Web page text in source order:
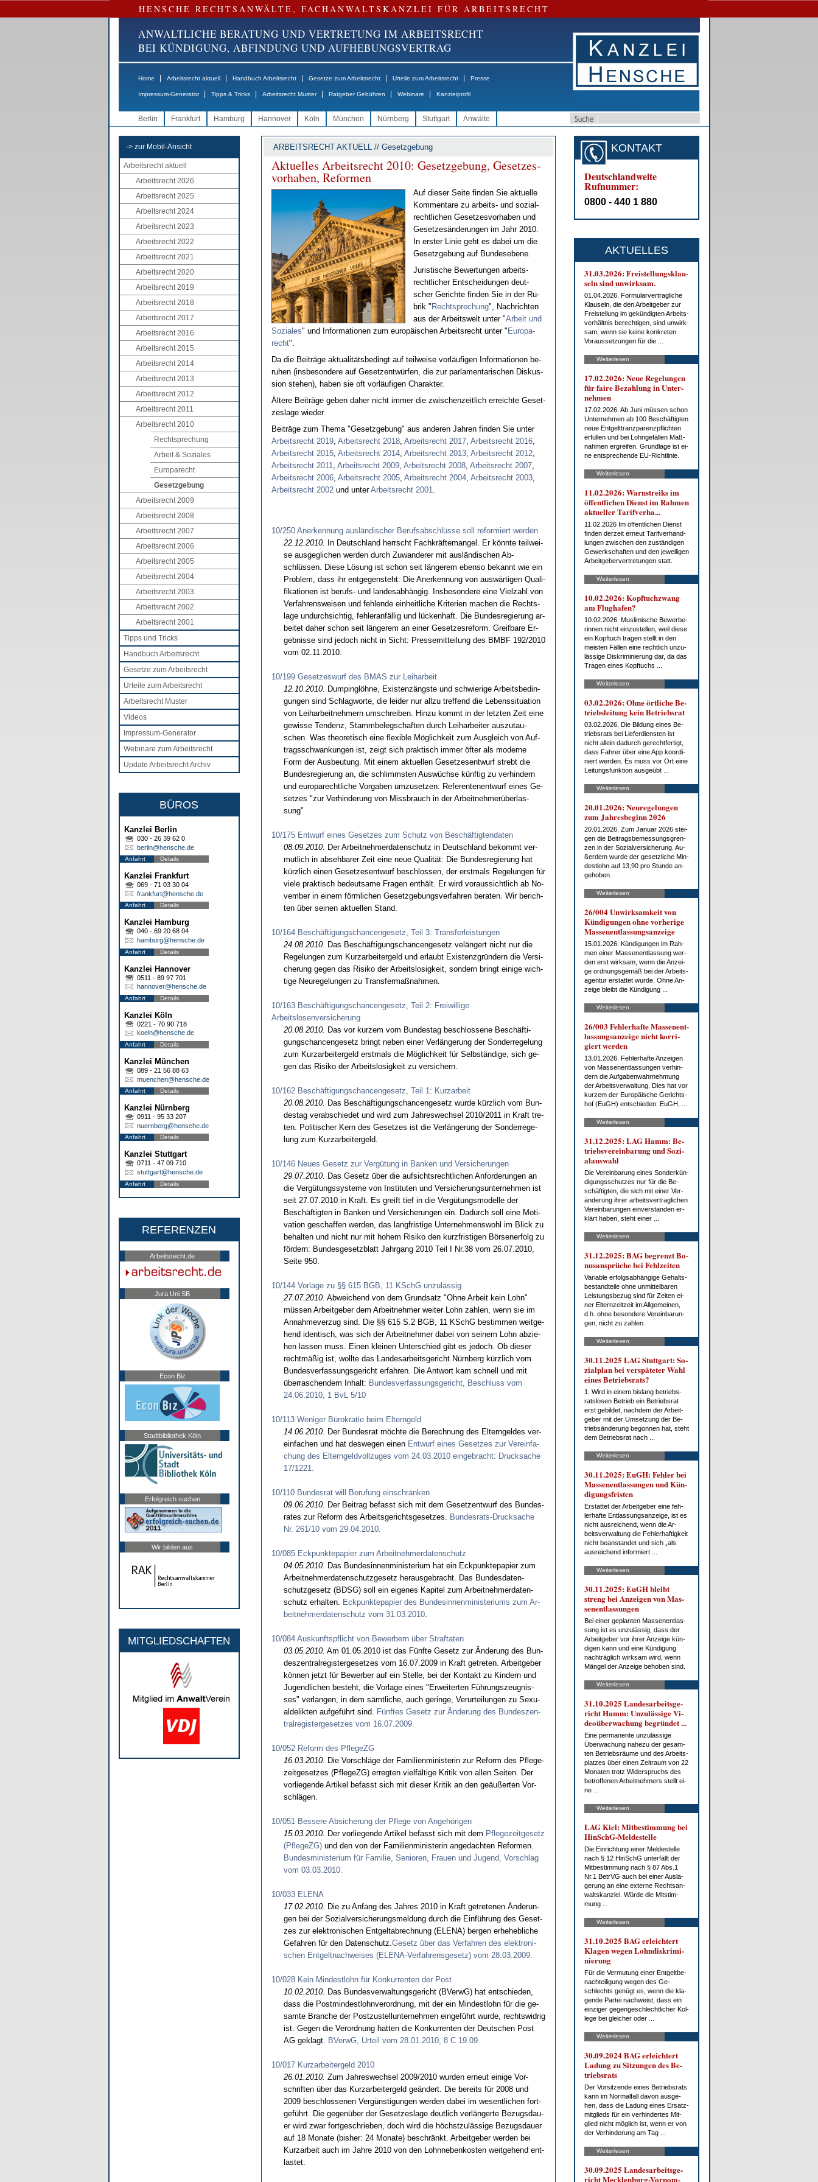
HENSCHE RECHTSANWÄLTE, FACHANWALTSKANZLEI FÜR ARBEITSRECHT
ANWALTLICHE BERATUNG UND VERTRETUNG IM ARBEITSRECHT
BEI KÜNDIGUNG, ABFINDUNG UND AUFHEBUNGSVERTRAG
Home Arbeitsrecht aktuell Handbuch Arbeitsrecht Gesetze zum Arbeitsrecht Urteile zum Arbeitsrecht Presse
Impressum-Generator Tipps & Tricks Arbeitsrecht Muster Ratgeber Gebühren Webinare Kanzleiprofil
Berlin Frankfurt Hamburg Hannover Köln München Nürnberg Stuttgart Anwälte
-> zur Mobil-Ansicht
Arbeitsrecht aktuell
Arbeitsrecht 2026
Arbeitsrecht 2025
Arbeitsrecht 2024
Arbeitsrecht 2023
Arbeitsrecht 2022
Arbeitsrecht 2021
Arbeitsrecht 2020
Arbeitsrecht 2019
Arbeitsrecht 2018
Arbeitsrecht 2017
Arbeitsrecht 2016
Arbeitsrecht 2015
Arbeitsrecht 2014
Arbeitsrecht 2013
Arbeitsrecht 2012
Arbeitsrecht 2011
Arbeitsrecht 2010
Rechtsprechung
Arbeit & Soziales
Europarecht
Gesetzgebung
Arbeitsrecht 2009
Arbeitsrecht 2008
Arbeitsrecht 2007
Arbeitsrecht 2006
Arbeitsrecht 2005
Arbeitsrecht 2004
Arbeitsrecht 2003
Arbeitsrecht 2002
Arbeitsrecht 2001
Tipps und Tricks
Handbuch Arbeitsrecht
Gesetze zum Arbeitsrecht
Urteile zum Arbeitsrecht
Arbeitsrecht Muster
Videos
Impressum-Generator
Webinare zum Arbeitsrecht
Update Arbeitsrecht Archiv
BÜROS
Kanzlei Berlin
030 - 26 39 62 0
berlin@hensche.de
Anfahrt Details
Kanzlei Frankfurt
069 - 71 03 30 04
frankfurt@hensche.de
Anfahrt Details
Kanzlei Hamburg
040 - 69 20 68 04
hamburg@hensche.de
Anfahrt Details
Kanzlei Hannover
0511 - 89 97 701
hannover@hensche.de
Anfahrt Details
Kanzlei Köln
0221 - 70 90 718
koeln@hensche.de
Anfahrt Details
Kanzlei München
089 - 21 56 88 63
muenchen@hensche.de
Anfahrt Details
Kanzlei Nürnberg
0911 - 95 33 207
nuernberg@hensche.de
Anfahrt Details
Kanzlei Stuttgart
0711 - 47 09 710
stuttgart@hensche.de
Anfahrt Details
REFERENZEN
Arbeitsrecht.de
Jura Uni SB
Econ Biz
Stadtbibliothek Köln
Erfolgreich suchen
Wir bilden aus
MITGLIEDSCHAFTEN
ARBEITSRECHT AKTUELL // Gesetzgebung
Ak­tu­el­les Ar­beits­recht 2010: Ge­setz­ge­bung, Ge­set­zes­
vor­ha­ben, Re­for­men
Auf die­ser Sei­te fin­den Sie ak­tu­el­le
Kom­men­ta­re zu ar­beits- und so­zi­al­
recht­li­chen Ge­set­zes­vor­ha­ben und
Ge­set­zes­än­de­run­gen im Jahr 2010.
In ers­ter Li­nie geht es da­bei um die
Ge­setz­ge­bung auf Bun­des­ebe­ne.
Ju­ris­ti­sche Be­wer­tun­gen ar­beits­
recht­li­cher Ent­schei­dun­gen deut­
scher Ge­rich­te fin­den Sie in der Ru­
brik " Recht­spre­chung", Nach­rich­ten
aus der Ar­beits­welt un­ter "Ar­beit und
So­zia­les" und In­for­ma­tio­nen zum eu­ro­päi­schen Ar­beits­recht un­ter " Eu­ro­pa­
recht".
Da die Bei­trä­ge ak­tua­li­täts­be­dingt auf teil­wei­se vor­läu­fi­gen In­for­ma­tio­nen be­
ru­hen (ins­be­son­de­re auf Ge­setz­ent­wür­fen, die zur par­la­men­ta­ri­schen Dis­kus­
si­on ste­hen), ha­ben sie oft vor­läu­fi­gen Cha­rak­ter.
Äl­te­re Bei­trä­ge ge­ben da­her nicht im­mer die zwi­schen­zeit­lich er­reich­te Ge­set­
zes­la­ge wie­der.
Bei­trä­ge zum The­ma "Ge­setz­ge­bung" aus an­de­ren Jah­ren fin­den Sie un­ter
Ar­beits­recht 2019, Ar­beits­recht 2018, Ar­beits­recht 2017, Ar­beits­recht 2016,
Ar­beits­recht 2015, Ar­beits­recht 2014, Ar­beits­recht 2013, Ar­beits­recht 2012,
Ar­beits­recht 2011, Ar­beits­recht 2009, Ar­beits­recht 2008, Ar­beits­recht 2007,
Ar­beits­recht 2006, Ar­beits­recht 2005, Ar­beits­recht 2004, Ar­beits­recht 2003,
Ar­beits­recht 2002und un­terAr­beits­recht 2001.
10/250 Anerkennung ausländischer Berufsabschlüsse soll reformiert werden
22.12.2010.
In Deutsch­land herrscht Fach­kräfte­man­gel. Er könn­te teil­wei­
se aus­ge­gli­chen wer­den durch Zu­wan­de­rer mit ausländi­schen Ab­
schlüssen. Die­se Lösung ist schon seit länge­rem eben­so be­kannt wie ein
Pro­blem, dass ihr ent­ge­gen­steht: Die An­er­ken­nung von auswärti­gen Qua­li­
fi­ka­tio­nen ist be­rufs- und lan­des­abhängig. Ins­be­son­de­re ei­ne Viel­zahl von
Ver­fah­rens­wei­sen und feh­len­de ein­heit­li­che Kri­te­ri­en ma­chen die Rechts­
la­ge un­durch­sich­tig, feh­ler­anfällig und lücken­haft. Die Bun­des­re­gie­rung ar­
bei­tet da­her schon seit länge­rem an ei­ner Ge­set­zes­re­form. Greif­ba­re Er­
geb­nis­se sind je­doch nicht in Sicht: Pres­se­mit­tei­lung des BMBF 192/2010
vom 02.11.2010.
10/199 Gesetzeswurf des BMAS zur Leiharbeit
12.10.2010. Dum­pinglöhne, Exis­tenzängs­te und schwie­ri­ge Ar­beits­be­din­
gun­gen sind Schlag­wor­te, die lei­der nur all­zu tref­fend die Le­bens­si­tua­ti­on
von Leih­ar­beit­neh­mern um­schrei­ben. Hin­zu kommt in der letz­ten Zeit ei­ne
ge­wis­se Ten­denz, Stamm­be­leg­schaf­ten durch Leih­ar­bei­ter aus­zu­tau­
schen. Was theo­re­tisch ei­ne fle­xi­ble Möglich­keit zum Aus­gleich von Auf­
trags­schwan­kun­gen ist, zeigt sich prak­tisch im­mer öfter als mo­der­ne
Form der Aus­beu­tung. Mit ei­nem ak­tu­el­len Ge­set­zes­ent­wurf strebt die
Bun­des­re­gie­rung an, die schlimms­ten Auswüchse künf­tig zu ver­hin­dern
und eu­ro­pa­recht­li­che Vor­ga­ben um­zu­set­zen: Re­fe­ren­ten­ent­wurf ei­nes Ge­
set­zes "zur Ver­hin­de­rung von Miss­brauch in der Ar­beit­neh­merüber­las­
sung"
10/175 Entwurf eines Gesetzes zum Schutz von Beschäftigtendaten
08.09.2010. Der Ar­beit­neh­mer­da­ten­schutz in Deutsch­land be­kommt ver­
mut­lich in ab­seh­ba­rer Zeit ei­ne neue Qua­lität: Die Bun­des­re­gie­rung hat
kürz­lich ei­nen Ge­set­zes­ent­wurf be­schlos­sen, der erst­mals Re­ge­lun­gen für
vie­le prak­tisch be­deut­sa­me Fra­gen enthält. Er wird vor­aus­sicht­lich ab No­
vem­ber in ei­nem förm­li­chen Ge­setz­ge­bungs­ver­fah­ren be­ra­ten. Wir be­rich­
ten über sei­nen ak­tu­el­len Stand.
10/164 Beschäftigungschancengesetz, Teil 3: Transferleistungen
24.08.2010. Das Beschäfti­gungs­chan­cen­ge­setz velängert nicht nur die
Re­ge­lun­gen zum Kurz­ar­bei­ter­geld und er­laubt Exis­tenz­gründern die Ver­si­
che­rung ge­gen das Ri­si­ko der Ar­beits­lo­sig­keit, son­dern bringt ei­ni­ge wich­
ti­ge Neu­re­ge­lun­gen zu Trans­fer­maßnah­men.
10/163 Beschäftigungschancengesetz, Teil 2: Freiwillige
Arbeitslosenversicherung
20.08.2010. Das vor kur­zem vom Bun­des­tag be­schlos­se­ne Beschäfti­
gungs­chan­cen­ge­setz bringt ne­ben ei­ner Verlänge­rung der Son­der­re­ge­lung
zum Kurz­ar­bei­ter­geld erst­mals die Möglich­keit für Selbständi­ge, sich ge­
gen das Ri­si­ko der Ar­beits­lo­sig­keit zu ver­si­chern.
10/162 Beschäftigungschancengesetz, Teil 1: Kurzarbeit
20.08.2010. Das Beschäfti­gungs­chan­cen­ge­setz wur­de kürz­lich vom Bun­
des­tag ver­ab­schie­det und wird zum Jah­res­wech­sel 2010/2011 in Kraft tre­
ten. Po­li­ti­scher Kern des Ge­set­zes ist die Verlänge­rung der Son­der­re­ge­
lung zum Kurz­ar­bei­ter­geld.
10/146 Neues Gesetz zur Vergütung in Banken und Versicherungen
29.07.2010. Das Ge­setz über die auf­sichts­recht­li­chen An­for­de­run­gen an
die Vergütungs­sys­te­me von In­sti­tu­ten und Ver­si­che­rungs­un­ter­neh­men ist
seit 27.07.2010 in Kraft. Es greift tief in die Vergütungs­mo­del­le der
Beschäftig­ten in Ban­ken und Ver­si­che­run­gen ein. Da­durch soll ei­ne Mo­ti­
va­ti­on ge­schaf­fen wer­den, das lang­fris­ti­ge Un­ter­neh­mens­wohl im Blick zu
be­hal­ten und nicht nur mit ho­hem Ri­si­ko den kurz­fris­ti­gen Börsen­er­folg zu
fördern: Bun­des­ge­setz­blatt Jahr­gang 2010 Teil I Nr.38 vom 26.07.2010,
Sei­te 950.
10/144 Vorlage zu §§ 615 BGB, 11 KSchG unzulässig
27.07.2010. Ab­wei­chend von dem Grund­satz "Oh­ne Ar­beit kein Lohn"
müssen Ar­beit­ge­ber dem Ar­beit­neh­mer wei­ter Lohn zah­len, wenn sie im
An­nah­me­ver­zug sind. Die §§ 615 S.2 BGB, 11 KSchG be­stim­men weit­ge­
hend iden­tisch, was sich der Ar­beit­neh­mer da­bei von sei­nem Lohn ab­zie­
hen las­sen muss. Ei­nen klei­nen Un­ter­schied gibt es je­doch. Ob die­ser
rechtmäßig ist, woll­te das Lan­des­ar­beits­ge­richt Nürn­berg kürz­lich vom
Bun­des­ver­fas­sungs­ge­richt er­fah­ren. Die Ant­wort kam schnell und mit
über­ra­schen­dem In­halt: Bun­des­ver­fas­sungs­ge­richt, Be­schluss vom
24.06.2010, 1 BvL 5/10
10/113 Weniger Bürokratie beim Elterngeld
14.06.2010. Der Bun­des­rat möch­te die Be­rech­nung des El­tern­gel­des ver­
ein­fa­chen und hat des­we­gen ei­nen Ent­wurf ei­nes Ge­set­zes zur Ver­ein­fa­
chung des El­tern­geld­voll­zu­ges vom 24.03.2010 ein­ge­bracht: Druck­sa­che
17/1221.
10/110 Bundesrat will Berufung einschränken
09.06.2010. Der Bei­trag be­fasst sich mit dem Ge­setz­ent­wurf des Bun­des­
ra­tes zur Re­form des Ar­beits­ge­richts­ge­set­zes. Bun­des­rats-Druck­sa­che
Nr. 261/10 vom 29.04.2010.
10/085 Eckpunktepapier zum Arbeitnehmerdatenschutz
04.05.2010. Das Bun­des­in­nen­mi­nis­te­ri­um hat ein Eck­punk­te­pa­pier zum
Ar­beit­neh­mer­da­ten­schutz­ge­setz her­aus­ge­bracht. Das Bun­des­da­ten­
schutz­ge­setz (BDSG) soll ein ei­ge­nes Ka­pi­tel zum Ar­beit­neh­mer­da­ten­
schutz er­hal­ten. Eck­punk­te­pa­pier des Bun­des­in­nen­mi­nis­te­ri­ums zum Ar­
beit­neh­mer­da­ten­schutz vom 31.03.2010.
10/084 Auskunftspflicht von Bewerbern über Straftaten
03.05.2010. Am 01.05.2010 ist das Fünf­te Ge­setz zur Ände­rung des Bun­
des­zen­tral­re­gis­ter­ge­set­zes vom 16.07.2009 in Kraft ge­tre­ten. Ar­beit­ge­ber
können jetzt für Be­wer­ber auf ein Stel­le, bei der Kon­takt zu Kin­dern und
Ju­gend­li­chen be­steht, die Vor­la­ge ei­nes "Er­wei­ter­ten Führungs­zeug­nis­
ses" ver­lan­gen, in dem sämt­li­che, auch ge­rin­ge, Ver­ur­tei­lun­gen zu Se­xu­
al­de­lik­ten auf­geführt sind. Fünf­tes Ge­setz zur Ände­rung des Bun­des­zen­
tral­re­gis­ter­ge­set­zes vom 16.07.2009.
10/052 Reform des PflegeZG
16.03.2010. Die Vor­schläge der Fa­mi­li­en­mi­nis­te­rin zur Re­form des Pfle­ge­
zeit­ge­set­zes (Pfle­geZG) er­reg­ten vielfälti­ge Kri­tik von al­len Sei­ten. Der
vor­lie­gen­de Ar­ti­kel be­fasst sich mit die­ser Kri­tik an den geäußer­ten Vor­
schlägen.
10/051 Bessere Absicherung der Pflege von Angehörigen
15.03.2010. Der vor­lie­gen­de Ar­ti­kel be­fasst sich mit dem Pfle­ge­zeit­ge­setz
(Pfle­geZG)und den von der Fa­mi­li­en­mi­nis­te­rin an­ge­dach­ten Re­for­men.
Bun­des­mi­nis­te­ri­um für Fa­mi­lie, Se­nio­ren, Frau­en und Ju­gend, Vor­schlag
vom 03.03.2010.
10/033 ELENA
17.02.2010. Die zu An­fang des Jah­res 2010 in Kraft ge­tre­te­nen Ände­run­
gen bei der So­zi­al­ver­si­che­rungs­mel­dung durch die Einführung des Ge­set­
zes zur elek­tro­ni­schen Ent­gel­tab­rech­nung (ELE­NA) ber­gen er­he­heb­li­che
Ge­fah­ren für den Da­ten­schutz.Ge­setz über das Ver­fah­ren des elek­tro­ni­
schen Ent­gelt­nach­wei­ses (ELE­NA-Ver­fah­rens­ge­setz) vom 28.03.2009.
10/028 Kein Mindestlohn für Konkurrenten der Post
10.02.2010. Das Bun­des­ver­wal­tungs­ge­richt (BVerwG) hat ent­schie­den,
dass die Post­min­dest­lohn­ver­ord­nung, mit der ein Min­dest­lohn für die ge­
sam­te Bran­che der Post­zu­stell­un­ter­neh­men ein­geführt wur­de, rechts­wid­rig
ist. Ge­gen die Ver­ord­nung hat­ten die Kon­kur­ren­ten der Deut­schen Post
AG ge­klagt. BVerwG, Ur­teil vom 28.01.2010, 8 C 19.09.
10/017 Kurzarbeitergeld 2010
26.01.2010. Zum Jah­res­wech­sel 2009/2010 wur­den er­neut ei­ni­ge Vor­
schrif­ten über das Kurz­ar­bei­ter­geld geändert. Die be­reits für 2008 und
2009 be­schlos­se­nen Vergüns­ti­gun­gen wer­den da­bei im we­sent­li­chen fort­
geführt. Die ge­genüber der Ge­set­zes­la­ge deut­lich verlänger­te Be­zugs­dau­
er wird zwar fort­ge­schrie­ben, doch wird die höchst­zulässi­ge Be­zugs­dau­er
auf 18 Mo­na­te (bis­her: 24 Mo­na­te) be­schränkt. Ar­beit­ge­ber wer­den bei
Kurz­ar­beit auch im Jah­re 2010 von den Lohn­ne­ben­kos­ten weit­ge­hend ent­
las­tet.
KONTAKT
Deutschlandweite
Rufnummer:
0800 - 440 1 880
AKTUELLES
31.03.2026: Frei­stel­lungs­klau­
seln sind un­wirk­sam.
01.04.2026. For­mu­lar­ver­trag­li­che
Klau­seln, die den Ar­beit­ge­ber zur
Frei­stel­lung im ge­kün­dig­ten Ar­beits­
ver­hält­nis be­rech­ti­gen, sind un­wirk­
sam, wenn sie kei­ne kon­kre­ten
Vor­aus­set­zun­gen für die ...
Weiterlesen
17.02.2026: Neue Re­ge­lun­gen
für fai­re Be­zah­lung in Un­ter­
neh­men
17.02.2026. Ab Ju­ni müs­sen schon
Un­ter­neh­men ab 100 Be­schäf­tig­ten
neue Ent­gelt­tranz­pa­renz­pflich­ten
er­fül­len und bei Lohn­ge­fäl­len Maß­
nah­men er­grei­fen. Grund­la­ge ist ei­
ne ent­spre­chen­de EU-Richt­li­nie.
Weiterlesen
11.02.2026: Warn­streiks im
öf­fent­li­chen Dienst im Rah­men
ak­tu­el­ler Ta­rif­ver­ha...
11.02.2026 Im öf­fent­li­chen Dienst
fin­den der­zeit er­neut Ta­rif­ver­hand­
lun­gen zwi­schen den zu­stän­di­gen
Ge­werk­schaf­ten und den je­wei­li­gen
Ar­beit­ge­ber­ver­tre­tun­gen statt.
Weiterlesen
10.02.2026: Kopf­tuch­zwang
am Flug­ha­fen?
10.02.2026. Mus­li­mi­sche Be­wer­be­
rin­nen nicht ein­zu­stel­len, weil die­se
ein Kopf­tuch tra­gen stellt in den
meis­ten Fäl­len ei­ne recht­lich un­zu­
läs­si­ge Dis­kri­mi­nie­rung dar, da das
Tra­gen ei­nes Kopf­tuchs ...
Weiterlesen
03.02.2026: Oh­ne ört­li­che Be­
triebs­lei­tung kein Be­triebs­rat
03.02.2026. Die Bil­dung ei­nes Be­
triebs­rats bei Lie­fer­diens­ten ist
nicht al­lein da­durch ge­recht­fer­tigt,
dass Fah­rer über ei­ne App ko­or­di­
niert wer­den. Es muss vor Ort ei­ne
Lei­tungs­funk­ti­on aus­ge­übt ...
Weiterlesen
20.01.2026: Neu­re­ge­lun­gen
zum Jah­res­be­ginn 2026
20.01.2026. Zum Ja­nu­ar 2026 stei­
gen die Bei­trags­be­mes­sungs­gren­
zen in der So­zi­al­ver­si­che­rung. Au­
ßer­dem wur­de der ge­setz­li­che Min­
dest­lohn auf 13,90 pro St­un­de an­
ge­ho­ben.
Weiterlesen
26/004 Un­wirk­sam­keit von
Kün­di­gun­gen oh­ne vor­he­ri­ge
Mas­sen­ent­las­sungs­an­zei­ge
15.01.2026. Kün­di­gun­gen im Rah­
men ei­ner Mas­sen­ent­las­sung wer­
den erst wirk­sam, wenn die An­zei­
ge ord­nungs­ge­mäß bei der Ar­beits­
agen­tur er­stat­tet wur­de. Oh­ne An­
zei­ge bleibt die Kün­di­gung ...
Weiterlesen
26/003 Feh­ler­haf­te Mas­sen­ent­
las­sungs­an­zei­ge nicht kor­ri­
giert wer­den
13.01.2026. Feh­ler­haf­te An­zei­gen
von Mas­sen­ent­las­sun­gen ver­hin­
dern die Auf­ga­ben­wahr­neh­mung
der Ar­beits­ver­wal­tung. Dies hat vor
kur­zem der Eu­ro­päi­sche Ge­richts­
hof (EuGH) ent­schie­den: EuGH, ...
Weiterlesen
31.12.2025: LAG Hamm: Be­
triebs­ver­ein­ba­rung und So­zi­
al­aus­wahl
Die Ver­ein­ba­rung ei­nes Son­der­kün­
di­gungs­schut­zes nur für die Be­
schäf­tig­ten, die sich mit ei­ner Ver­
än­de­rung ih­rer ar­beits­ver­trag­li­chen
Ver­ein­ba­run­gen ein­ver­stan­den er­
klärt ha­ben, steht ei­ner ...
Weiterlesen
31.12.2025: BAG be­grenzt Bo­
nus­an­sprü­che bei Fehl­zei­ten
Va­ria­ble er­folgs­ab­hän­gi­ge Ge­halts­
be­stand­tei­le oh­ne un­mit­tel­ba­ren
Leis­tungs­be­zug sind für Zei­ten ei­
ner El­tern­zeit­zeit im All­ge­mei­nen,
d.h. oh­ne be­son­de­re Ver­ein­ba­run­
gen, nicht zu zah­len.
Weiterlesen
30.11.2025 LAG Stutt­gart: So­
zi­al­plan bei ver­spä­te­ter Wahl
ei­nes Be­triebs­rats?
1. Wird in ei­nem bis­lang be­triebs­
rats­lo­sen Be­trieb ein Be­triebs­rat
erst ge­bil­det, nach­dem der Ar­beit­
ge­ber mit der Um­set­zung der Be­
trieb­s­än­de­rung be­gon­nen hat, steht
dem Be­triebs­rat nach ...
Weiterlesen
30.11.2025: EuGH: Feh­ler bei
Mas­sen­ent­las­sun­gen und Kün­
di­gungs­fris­ten
Er­stat­tet der Ar­beit­ge­ber ei­ne feh­
ler­haf­te Ent­las­sungs­an­zei­ge, ist es
nicht aus­rei­chend, wenn die Ar­
beits­ver­wal­tung die Feh­ler­haf­tig­keit
nicht be­an­stan­det und sich „als
aus­rei­chend in­for­miert ...
Weiterlesen
30.11.2025: EuGH bleibt
streng bei An­zei­gen von Mas­
sen­ent­las­sun­gen
Bei ei­ner ge­plan­ten Mas­sen­ent­las­
sung ist es un­zu­läs­sig, dass der
Ar­beit­ge­ber vor ih­rer An­zei­ge kün­
di­gen kann und ei­ne Kün­di­gung
nach­träg­lich wirk­sam wird, wenn
Män­gel der An­zei­ge be­ho­ben sind.
Weiterlesen
31.10.2025 Lan­des­ar­beits­ge­
richt Hamm: Un­zu­läs­si­ge Vi­
deo­über­wa­chung be­grün­det ...
Ei­ne per­ma­nen­te un­zu­läs­si­ge
Über­wa­chung na­he­zu der ge­sam­
ten Be­triebs­räu­me und des Ar­beits­
plat­zes über ei­nen Zeit­raum von 22
Mo­na­ten trotz Wi­der­spruchs des
be­trof­fe­nen Ar­beit­neh­mers stellt ei­
ne ...
Weiterlesen
LAG Kiel: Mit­be­stim­mung bei
HinSchG-Mel­de­stel­le
Die Ein­rich­tung ei­ner Mel­de­stel­le
nach § 12 HinSchG un­ter­fällt der
Mit­be­stim­mung nach § 87 Abs.1
Nr.1 Be­trVG auch bei ei­ner Aus­la­
ge­rung an ei­ne ex­ter­ne Rechts­an­
walts­kanz­lei. Wür­de die Mit­stim­
mung ...
Weiterlesen
31.10.2025 BAG er­leich­tert
Kla­gen we­gen Lohn­dis­kri­mi­
nie­rung
Für die Ver­mu­tung ei­ner Ent­gelt­be­
nach­tei­li­gung we­gen des Ge­
schlechts ge­nügt es, wenn die kla­
gen­de Par­tei nach­weist, dass ein
ein­zi­ger ge­gen­ge­schlecht­li­cher Kol­
le­ge bei glei­cher oder ...
Weiterlesen
30.09.2024 BAG er­leich­tert
La­dung zu Sit­zun­gen des Be­
triebs­rats
Der Vor­sit­zen­de ei­nes Be­triebs­rats
kann im Nor­mal­fall da­von aus­ge­
hen, dass die La­dung ei­nes Er­satz­
mit­glieds für ein ver­hin­der­tes Mit­
glied nicht mög­lich ist, wenn er von
der Ver­hin­de­rung am Tag ...
Weiterlesen
30.09.2025 Lan­des­ar­beits­ge­
richt Meck­len­burg-Vor­pom­